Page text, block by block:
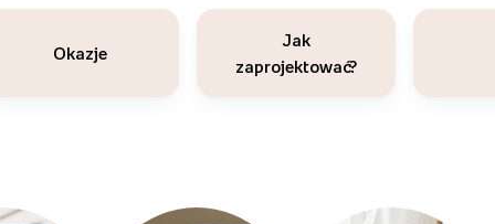
Okazje
Jak
zaprojektować?